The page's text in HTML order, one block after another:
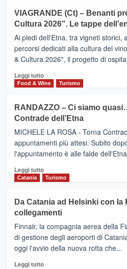
Anche
la
Alcantara
nei
primi
nella
classifica
IL
SAN
DOMENICO
PALACE
TAORMINA,
UN
HOTEL
FOUR
IL
NUOVO
SUMMER
CLUB
VIAGRANDE (Ct) – Benanti
Cultura 2026”. Le tappe
Ai piedi dell'Etna, tra vigneti storici,
percorsi dedicati alla cultura del
& Cultura 2026", il progetto di
Leggi tuttoLeggi
di
VIAGRANDE
(Ct)
–
Benanti
presenta
“Vino
&
Cultura
tappe
dell’enoturismo
Food & Wine Turismo
RANDAZZO – Ci siamo
Contrade dell’Etna
MICHELE LA ROSA - Torna
appuntamenti più attesi. Subito
l'appuntamento è alle falde
Leggi tuttoLeggi
di
RANDAZZO
–
Ci
siamo
quasi….
pronti
per
Catania Turismo
Da Catania ad Helsinki con la
collegamenti
Finnair, la compagnia aerea della
di gestione degli aeroporti di
oggi l'avvio della nuova rotta che...
Leggi tuttoLeggi